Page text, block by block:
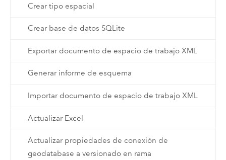
Crear tipo espacial
Crear base de datos SQLite
Exportar documento de espacio de trabajo XML
Generar informe de esquema
Importar documento de espacio de trabajo XML
Actualizar Excel
Actualizar propiedades de conexión de
geodatabase a versionado en rama